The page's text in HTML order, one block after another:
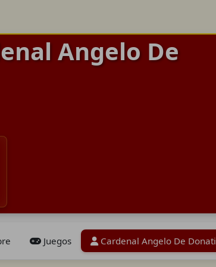
Angelo De
Juegos Cardenal Angelo De